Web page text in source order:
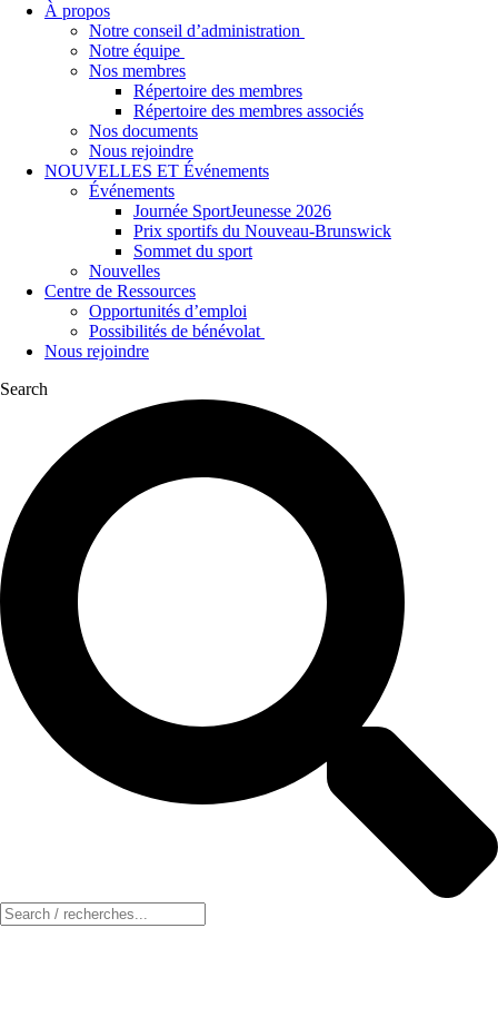
À propos
Notre conseil d’administration
Notre équipe
Nos membres
Répertoire des membres
Répertoire des membres associés
Nos documents
Nous rejoindre
NOUVELLES ET Événements
Événements
Journée SportJeunesse 2026
Prix sportifs du Nouveau-Brunswick
Sommet du sport
Nouvelles
Centre de Ressources
Opportunités d’emploi
Possibilités de bénévolat
Nous rejoindre
Search